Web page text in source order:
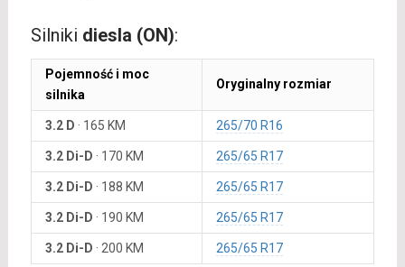
Silniki diesla (ON):
Pojemność i moc
silnika
Oryginalny rozmiar
3.2 D · 165 KM 265/70 R16
3.2 Di-D · 170 KM 265/65 R17
3.2 Di-D · 188 KM 265/65 R17
3.2 Di-D · 190 KM 265/65 R17
3.2 Di-D · 200 KM 265/65 R17